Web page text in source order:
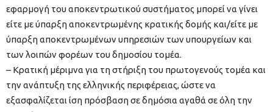
εφαρμογή του αποκεντρωτικού συστήματος μπορεί να γίνει
είτε με ύπαρξη αποκεντρωμένης κρατικής δομής και/είτε με
ύπαρξη αποκεντρωμένων υπηρεσιών των υπουργείων και
των λοιπών φορέων του δημοσίου τομέα.
– Κρατική μέριμνα για τη στήριξη του πρωτογενούς τομέα και
την ανάπτυξη της ελληνικής περιφέρειας, ώστε να
εξασφαλίζεται ίση πρόσβαση σε δημόσια αγαθά σε όλη την